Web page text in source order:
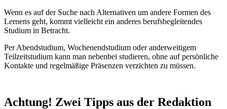
Wenn es auf der Suche nach Alternativen um andere Formen des
Lernens geht, kommt vielleicht ein anderes berufsbegleitendes
Studium in Betracht.
Per Abendstudium, Wochenendstudium oder anderweitigem
Teilzeitstudium kann man nebenbei studieren, ohne auf persönliche
Kontakte und regelmäßige Präsenzen verzichten zu müssen.
Achtung! Zwei Tipps aus der Redaktion